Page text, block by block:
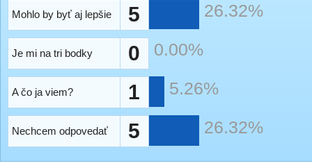
Mohlo by byť aj lepšie 5 26.32%
Je mi na tri bodky 0 0.00%
A čo ja viem? 1 5.26%
Nechcem odpovedať 5 26.32%